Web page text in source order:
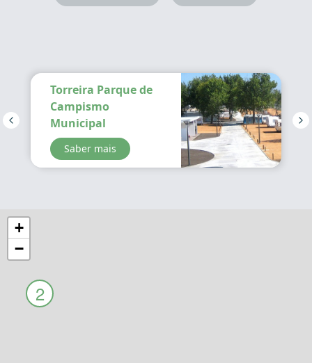
Torreira Parque de
Campismo
Municipal
Saber mais
2
+
−